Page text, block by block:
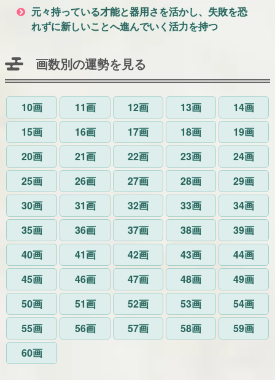
元々持っている才能と器用さを活かし、失敗を恐
れずに新しいことへ進んでいく活力を持つ
画数別の運勢を見る
10画 11画 12画 13画
14画
15画
16画 17画 18画
19画
20画
21画 22画 23画
24画
25画
26画 27画 28画
29画
30画
31画 32画 33画
34画
35画
36画 37画 38画
39画
40画
41画 42画 43画
44画
45画
46画 47画 48画
49画
50画
51画 52画 53画
54画
55画
56画 57画 58画
59画
60画